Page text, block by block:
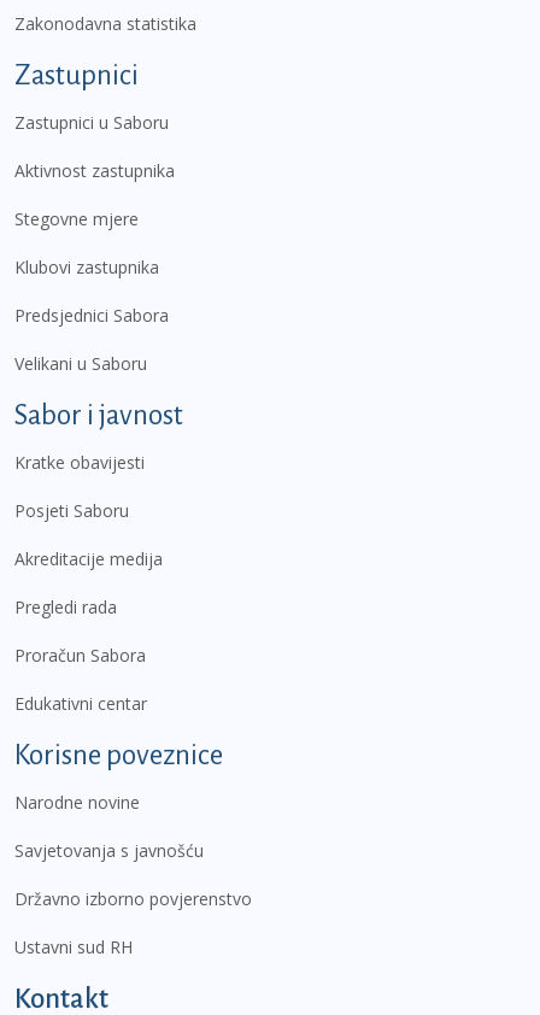
Zakonodavna statistika
Zastupnici
Zastupnici u Saboru
Aktivnost zastupnika
Stegovne mjere
Klubovi zastupnika
Predsjednici Sabora
Velikani u Saboru
Sabor i javnost
Kratke obavijesti
Posjeti Saboru
Akreditacije medija
Pregledi rada
Proračun Sabora
Edukativni centar
Korisne poveznice
Narodne novine
Savjetovanja s javnošću
Državno izborno povjerenstvo
Ustavni sud RH
Kontakt